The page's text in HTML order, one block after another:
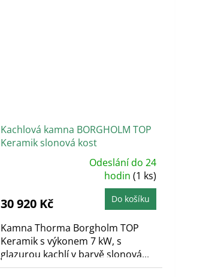
Kachlová kamna BORGHOLM TOP
Keramik slonová kost
5,0
z
5
Odeslání do 24
hodin (1 ks)
30 920 Kč Do košíku
Kamna Thorma Borgholm TOP
Keramik s výkonem 7 kW, s
glazurou kachlí v barvě slonová...